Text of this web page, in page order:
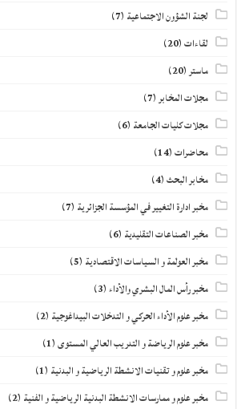
لجنة الشؤون الاجتماعية (7)
لقاءات(20)
ماستر(20)
مجلات المخابر(7)
مجلات كليات الجامعة (6)
محاضرات(14)
مخابر البحث(4)
مخبر ادارة التغيير في المؤسسة الجزائرية (7)
مخبر الصناعات التقليدية (6)
مخبر العولمة و السياسات الاقتصادية (5)
مخبر رأس المال البشري والأداء(3)
مخبر علوم الأداء الحركي و التدخلات البيداغوجية (2)
مخبر علوم الرياضة و التدريب العالي المستوى(1)
مخبر علوم و تقنيات الانشطة الرياضية و البدنية (1)
مخبر علوم و ممارسات الانشطة البدنية الرياضية و الفنية (2)